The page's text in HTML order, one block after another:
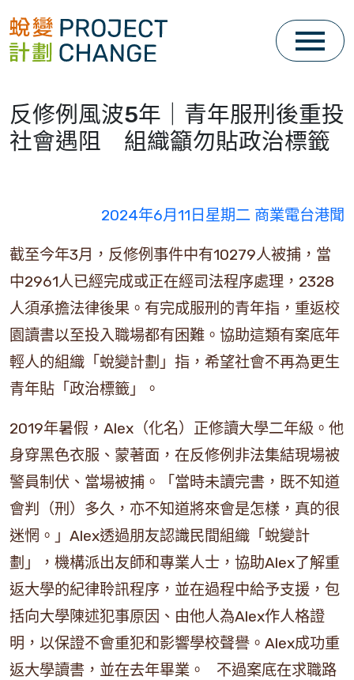
Skip
to
反修例風波5年｜青年服刑後重投
社會遇阻 組織籲勿貼政治標籤
2024年6月11日星期二 商業電台港聞
截至今年3月，反修例事件中有10279人被捕，當
中2961人已經完成或正在經司法程序處理，2328
人須承擔法律後果。有完成服刑的青年指，重返校
園讀書以至投入職場都有困難。協助這類有案底年
輕人的組織「蛻變計劃」指，希望社會不再為更生
青年貼「政治標籤」。
2019年暑假，Alex（化名）正修讀大學二年級。他
身穿黑色衣服、蒙著面，在反修例非法集結現場被
警員制伏、當場被捕。「當時未讀完書，既不知道
會判（刑）多久，亦不知道將來會是怎樣，真的很
迷惘。」Alex透過朋友認識民間組織「蛻變計
劃」，機構派出友師和專業人士，協助Alex了解重
返大學的紀律聆訊程序，並在過程中給予支援，包
括向大學陳述犯事原因、由他人為Alex作人格證
明，以保證不會重犯和影響學校聲譽。Alex成功重
返大學讀書，並在去年畢業。 不過案底在求職路